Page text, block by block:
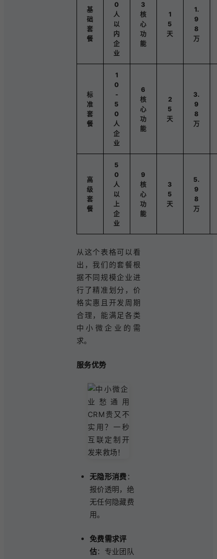
基
础
套
餐
0
人
以
内
企
业
3
核
心
功
能
1
5
天
1.
9
8
万
标
准
套
餐
1
0
-
5
0
人
企
业
6
核
心
功
能
2
5
天
3.
9
8
万
高
级
套
餐
5
0
人
以
上
企
业
9
核
心
功
能
3
5
天
5.
9
8
万
从这个表格可以看
出，我们的套餐根
据不同规模企业进
行了精准划分，价
格实惠且开发周期
合理，能满足各类
中小微企业的需
求。
服务优势
无隐形消费 ：
报价透明，绝
无任何隐藏费
用。
免费需求评
估：专业团队